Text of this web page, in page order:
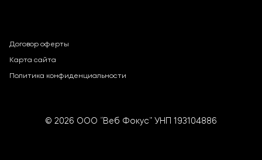
© 2026 ООО “Веб Фокус” УНП 193104886
Договор оферты
Карта сайта
Политика конфиденциальности